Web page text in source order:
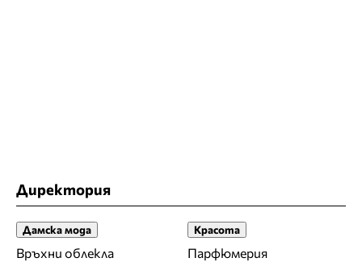
Директория
Дамска мода
Връхни облекла
Красота
Парфюмерия